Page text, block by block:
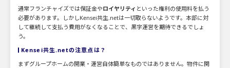
通常フランチャイズでは保証金やロイヤリティ といった権利の使用料を払う
必要があります。しかしKensei共生.netは一切取らないようです。本部に対
して継続して支払う費用がなくなることで、黒字運営を期待できるでしょ
う。
Kensei共生.netの注意点は？
まずグループホームの開業・運営自体簡単なものではありません。物件に関